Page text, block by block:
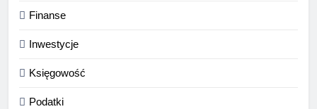
Finanse
Inwestycje
Księgowość
Podatki